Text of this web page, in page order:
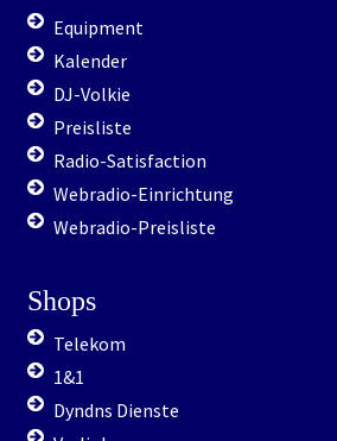
Equipment
Kalender
DJ-Volkie
Preisliste
Radio-Satisfaction
Webradio-Einrichtung
Webradio-Preisliste
Shops
Telekom
1&1
Dyndns Dienste